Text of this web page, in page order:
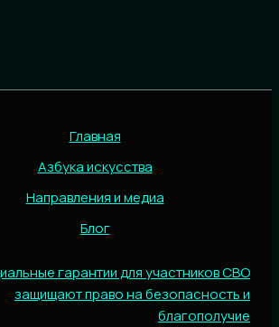
Главная
Азбука искусства
Направления и медиа
Блог
гарантии для участников СВО
защищают право на безопасность и
благополучие